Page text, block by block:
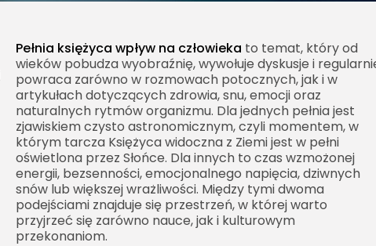
Pełnia księżyca wpływ na człowieka to temat, który od
wieków pobudza wyobraźnię, wywołuje dyskusje i
powraca zarówno w rozmowach potocznych, jak i w
artykułach dotyczących zdrowia, snu, emocji oraz
naturalnych rytmów organizmu. Dla jednych pełnia jest
zjawiskiem czysto astronomicznym, czyli momentem, w
którym tarcza Księżyca widoczna z Ziemi jest w pełni
oświetlona przez Słońce. Dla innych to czas wzmożonej
energii, bezsenności, emocjonalnego napięcia, dziwnych
snów lub większej wrażliwości. Między tymi dwoma
podejściami znajduje się przestrzeń, w której warto
przyjrzeć się zarówno nauce, jak i kulturowym
przekonaniom.